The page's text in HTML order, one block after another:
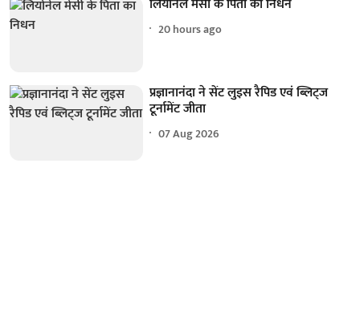
लियोनेल मेसी के पिता का निधन
20 hours ago
प्रज्ञानानंदा ने सेंट लुइस रैपिड एवं ब्लिट्ज
टूर्नामेंट जीता
07 Aug 2026